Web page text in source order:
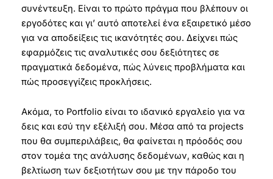
συνέντευξη. Είναι το πρώτο πράγμα που βλέπουν οι
εργοδότες και γι’ αυτό αποτελεί ένα εξαιρετικό μέσο
για να αποδείξεις τις ικανότητές σου. Δείχνει πώς
εφαρμόζεις τις αναλυτικές σου δεξιότητες σε
πραγματικά δεδομένα, πώς λύνεις προβλήματα και
πώς προσεγγίζεις προκλήσεις.
Ακόμα, το Portfolio είναι το ιδανικό εργαλείο για να
δεις και εσύ την εξέλιξή σου. Μέσα από τα projects
που θα συμπεριλάβεις, θα φαίνεται η πρόοδός σου
στον τομέα της ανάλυσης δεδομένων, καθώς και η
βελτίωση των δεξιοτήτων σου με την πάροδο του